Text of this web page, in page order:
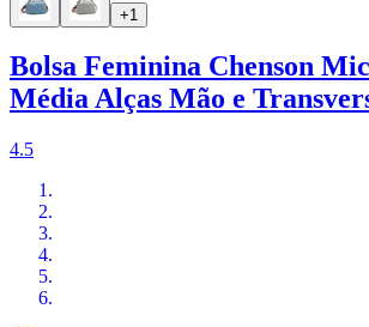
+1
Bolsa Feminina Chenson
Média Alças Mão e
4.5